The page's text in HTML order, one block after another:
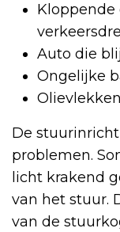
Auto die
Ongelijke
De
problemen.
licht krakend
van het stuur.
van de